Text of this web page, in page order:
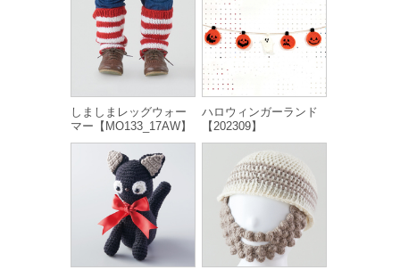
しましまレッグウォー
マー【MO133_17AW】
ハロウィンガーランド
【202309】